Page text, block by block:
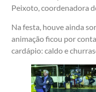
Peixoto, coordenadora
Na festa, houve ainda
animação ficou por
cardápio: caldo e